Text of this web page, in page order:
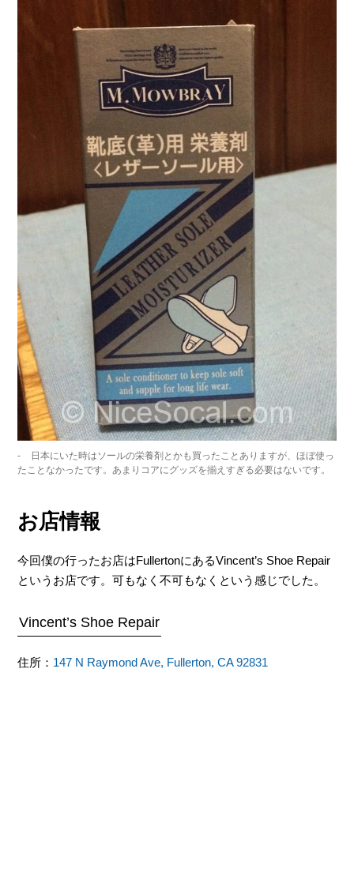
日本にいた時はソールの栄養剤とかも買ったことありますが、ほぼ使っ
たことなかったです。あまりコアにグッズを揃えすぎる必要はないです。
お店情報
今回僕の行ったお店はFullertonにあるVincent’s Shoe Repair
というお店です。可もなく不可もなくという感じでした。
Vincent’s Shoe Repair
住所： 147 N Raymond Ave, Fullerton, CA 92831